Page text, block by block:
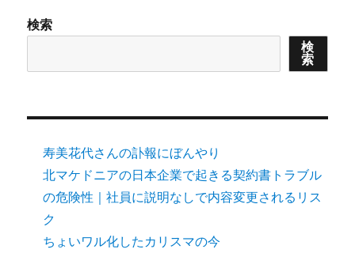
検索
検
索
寿美花代さんの訃報にぼんやり
北マケドニアの日本企業で起きる契約書トラブル
の危険性｜社員に説明なしで内容変更されるリス
ク
ちょいワル化したカリスマの今